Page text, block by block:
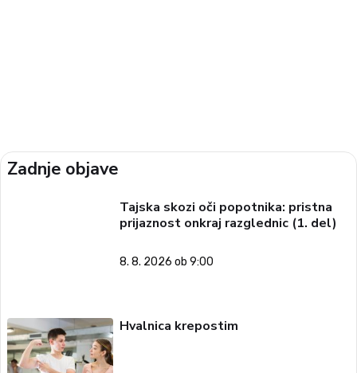
Zadnje objave
Tajska skozi oči popotnika: pristna
prijaznost onkraj razglednic (1. del)
8. 8. 2026 ob 9:00
Hvalnica krepostim